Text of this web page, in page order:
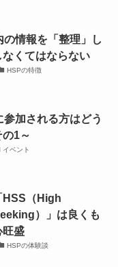
の情報を「整理」し
くてはならない
HSPの特徴
加される方はどう
1～
イベント
HSS（High
）」は良くも
旺盛
HSPの体験談